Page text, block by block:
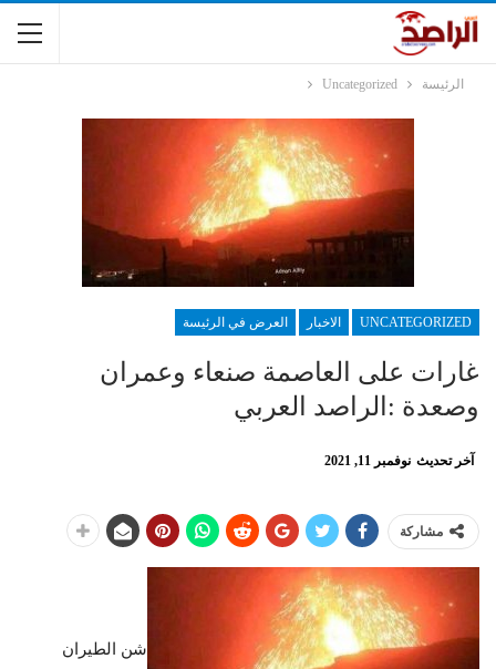
الرئيسة Uncategorized
UNCATEGORIZED الاخبار العرض في الرئيسة
غارات على العاصمة صنعاء وعمران
وصعدة :الراصد العربي
آخر تحديث نوفمبر 11, 2021
مشاركة
شن الطيران